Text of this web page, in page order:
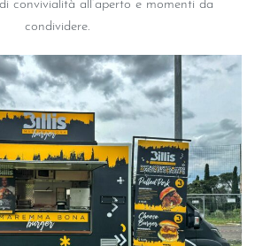
convivialità all’aperto e momenti da
condividere.